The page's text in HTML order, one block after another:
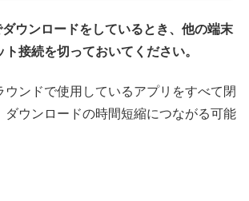
ウンロードをしているとき、他の端末
接続を切っておいてください。
ウンドで使用しているアプリをすべて閉
ダウンロードの時間短縮につながる可能